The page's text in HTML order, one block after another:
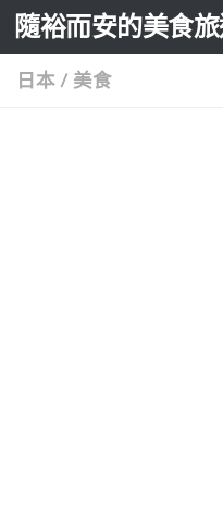
Skip to content
隨裕而安的美食
日本 / 美食